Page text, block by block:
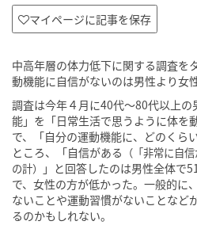
マイページに記事を保存
中高年層の体力低下に関する調査を
動機能に自信がないのは男性より女
調査は今年４月に40代〜80代以上
能」を「日常生活で思うように体を
で、「自分の運動機能に、どのくら
ところ、「自信がある （「非常に自
の計）
」と回答したのは男性全体で
で、女性の方が低かった。一般的に
ないことや運動習慣がないことなど
るのかもしれない。